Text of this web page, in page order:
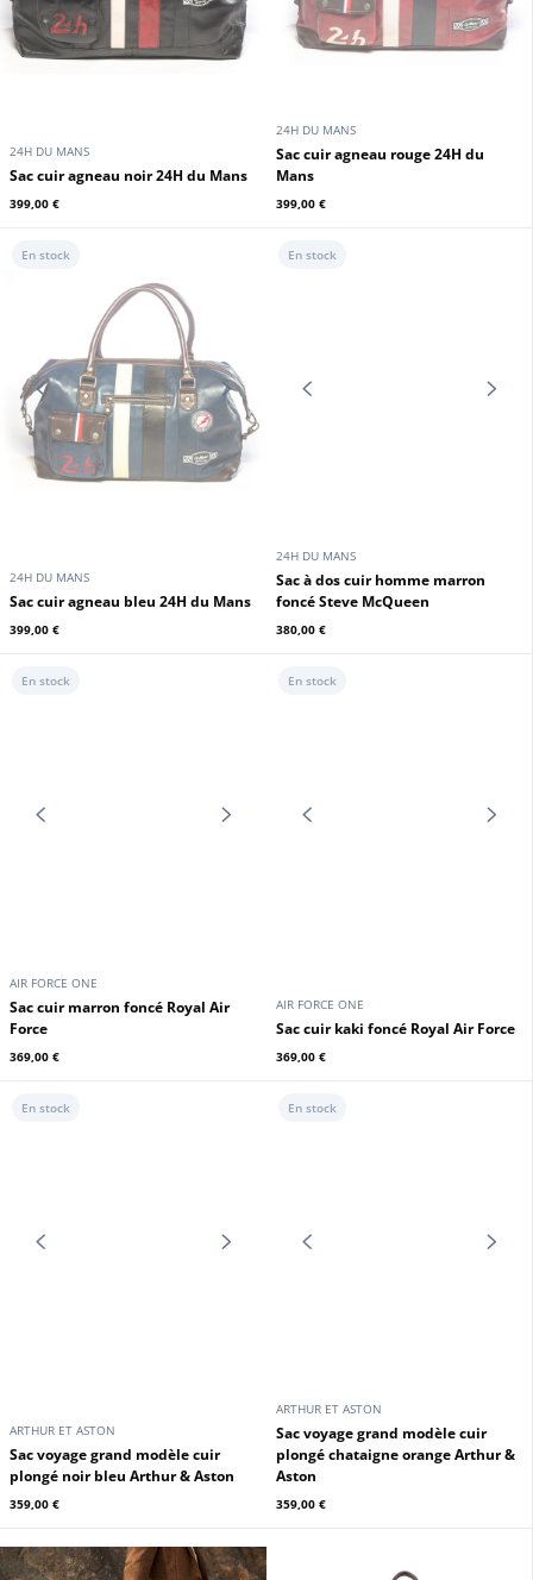
24H DU MANS
Sac cuir agneau noir 24H du Mans
24H DU MANS
Sac cuir agneau rouge 24H du
Mans
24H DU MANS
Sac cuir agneau bleu 24H du Mans
399,00 €
24H DU MANS
Sac à dos cuir homme marron
foncé Steve McQueen
380,00 €
En stock